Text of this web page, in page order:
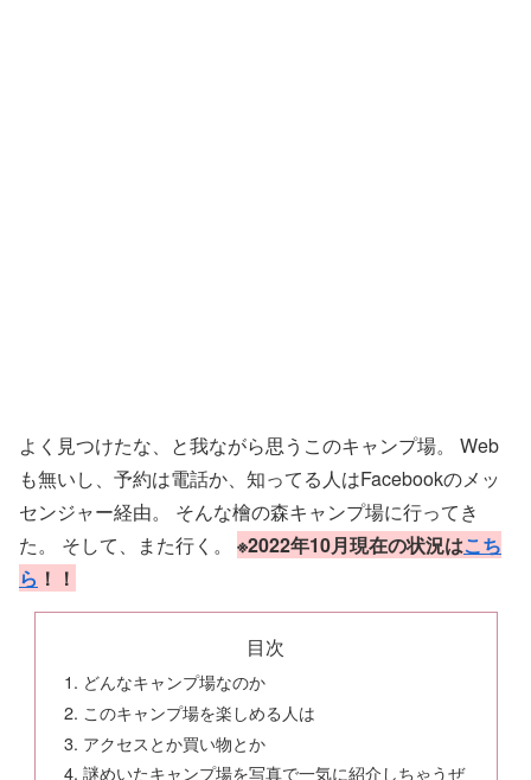
よく見つけたな、と我ながら思うこのキャンプ場。 Web
も無いし、予約は電話か、知ってる人はFacebookのメッ
センジャー経由。 そんな檜の森キャンプ場に行ってき
た。 そして、また行く。 ※2022年10月現在の状況はこち
ら ！！
目次
どんなキャンプ場なのか
このキャンプ場を楽しめる人は
アクセスとか買い物とか
謎めいたキャンプ場を写真で一気に紹介しちゃうぜ